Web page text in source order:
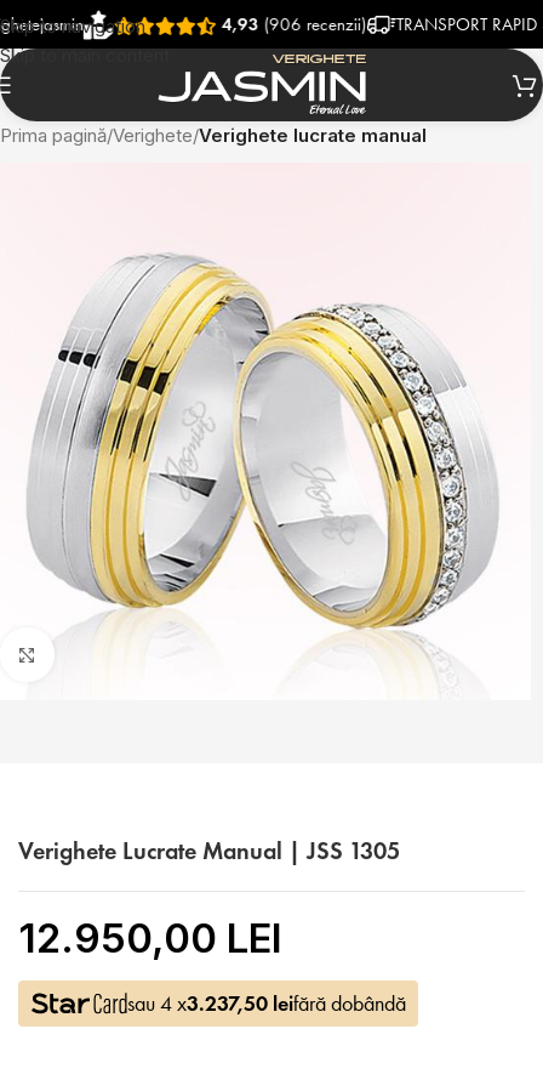
Skip to navigation
Skip to main content
4,93(906 recenzii) TRANSPORT RAPID SI
Prima pagină Verighete Verighete lucrate manual
Verighete Lucrate Manual | JSS 1305
12.950,00 LEI
sau 4 x3.237,50 leifără dobândă